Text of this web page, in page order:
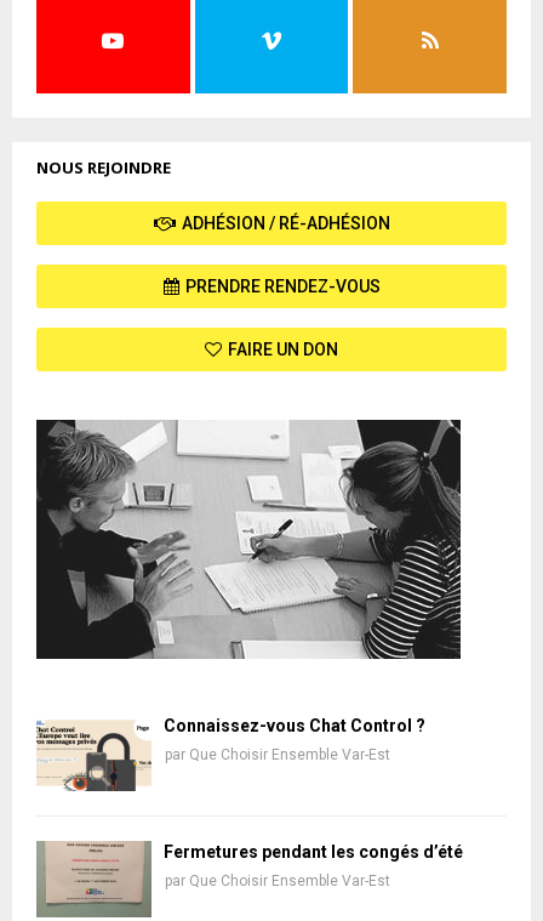
NOUS REJOINDRE
ADHÉSION / RÉ-ADHÉSION
PRENDRE RENDEZ-VOUS
FAIRE UN DON
Connaissez-vous Chat Control ?
par Que Choisir Ensemble Var-Est
Fermetures pendant les congés d’été
par Que Choisir Ensemble Var-Est